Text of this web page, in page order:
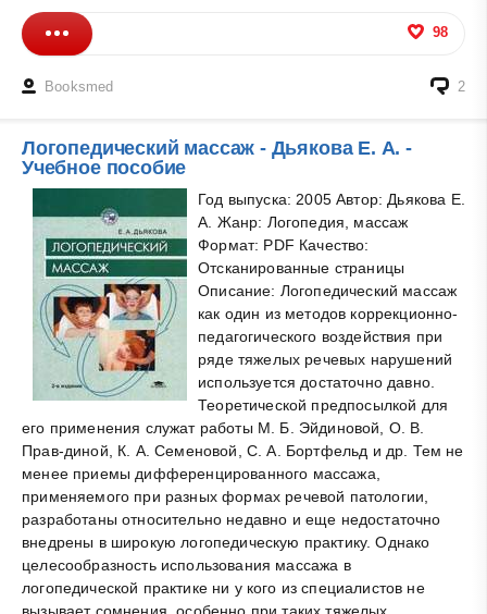
98
Booksmed 2
Логопедический массаж - Дьякова Е. А. -
Учебное пособие
Год выпуска: 2005 Автор: Дьякова Е.
А. Жанр: Логопедия, массаж
Формат: PDF Качество:
Отсканированные страницы
Описание: Логопедический массаж
как один из методов коррекционно-
педагогического воздействия при
ряде тяжелых речевых нарушений
используется достаточно давно.
Теоретической предпосылкой для
его применения служат работы М. Б. Эйдиновой, О. В.
Прав-диной, К. А. Семеновой, С. А. Бортфельд и др. Тем не
менее приемы дифференцированного массажа,
применяемого при разных формах речевой патологии,
разработаны относительно недавно и еще недостаточно
внедрены в широкую логопедическую практику. Однако
целесообразность использования массажа в
логопедической практике ни у кого из специалистов не
вызывает сомнения, особенно при таких тяжелых